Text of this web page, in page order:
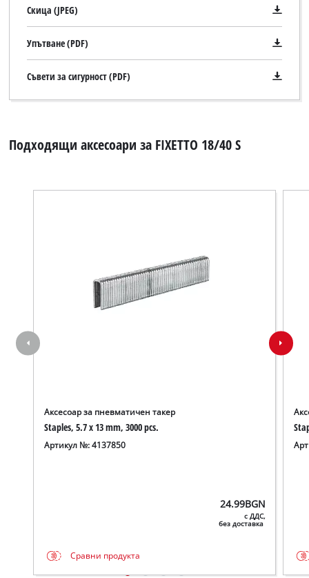
Скица (JPEG)
Упътване (PDF)
Съвети за сигурност (PDF)
Подходящи аксесоари за FIXETTO 18/40 S
Аксесоар за пневматичен такер
Staples, 5.7 x 13 mm, 3000 pcs.
Артикул №: 4137850
24.99BGN
с ДДС,
без доставка
Сравни продукта